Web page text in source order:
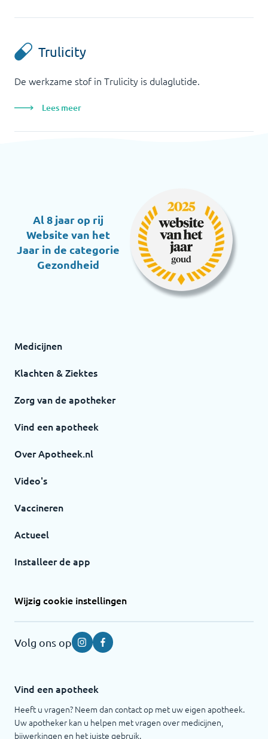
Trulicity
De werkzame stof in Trulicity is dulaglutide.
Lees meer
Al 8 jaar op rij
Website van het
Jaar in de categorie
Gezondheid
Medicijnen
Klachten & Ziektes
Zorg van de apotheker
Vind een apotheek
Over Apotheek.nl
Video's
Vaccineren
Actueel
Installeer de app
Wijzig cookie instellingen
Volg ons op InstagramFacebook
Vind een apotheek
Heeft u vragen? Neem dan contact op met uw eigen apotheek.
Uw apotheker kan u helpen met vragen over medicijnen,
bijwerkingen en het juiste gebruik.